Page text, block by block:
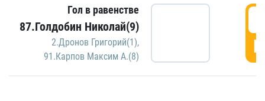
Гол в равенстве
87.Голдобин Николай(9)
2.Дронов Григорий(1),
91.Карпов Максим А.(8)